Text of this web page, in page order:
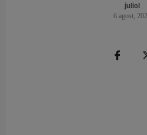
juliol
6 agost,